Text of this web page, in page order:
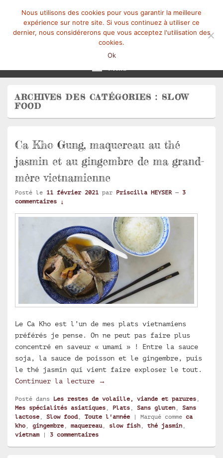
ARCHIVES DES CATÉGORIES : SLOW
FOOD
Ca Kho Gung, maquereau au thé
jasmin et au gingembre de ma grand-
mère vietnamienne
Posté le 11 février 2021 par Priscilla HEYSER — 3
commentaires ↓
Le Ca Kho est l’un de mes plats vietnamiens
préférés je pense. On ne peut pas faire plus
concentré en saveur « umami » ! Entre la sauce
soja, la sauce de poisson et le gingembre, puis
le thé jasmin qui vient faire exploser le tout.
Continuer la lecture
Ca Kho Gung, maquereau au thé
→
Posté dans Les restes de volaille, viande et parures ,
Mes spécialités asiatiques , Plats , Sans gluten , Sans
lactose , Slow food, Toute l'année | Marqué comme ca
kho , gingembre , maquereau, slow fish , thé jasmin ,
vietnam
| 3 commentaires
Nous utilisons des cookies pour vous garantir la meilleure
expérience sur notre site. Si vous continuez à utiliser ce
dernier, nous considérerons que vous acceptez l'utilisation des
cookies.
Ok